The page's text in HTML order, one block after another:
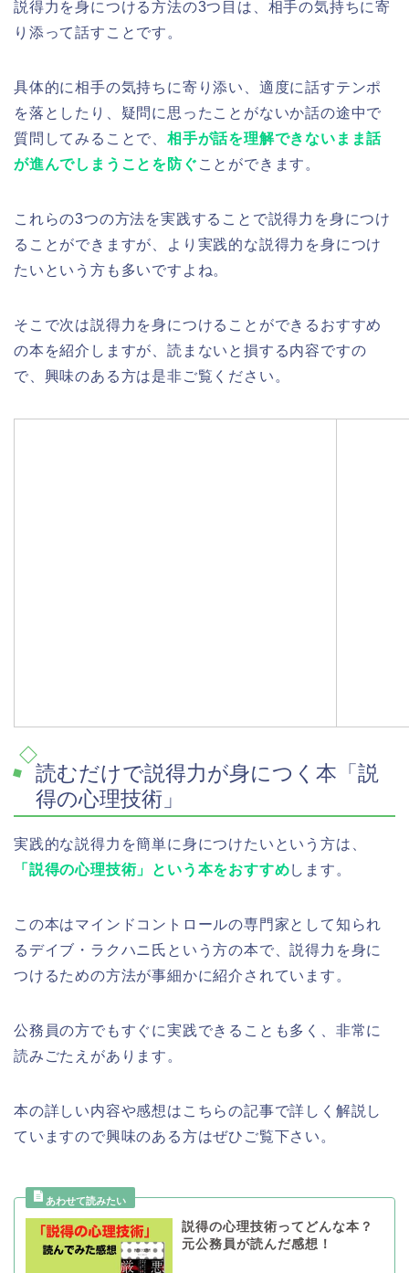
説得力を身につける方法の3つ目は、相手の気持ちに寄
り添って話すことです。
具体的に相手の気持ちに寄り添い、適度に話すテンポ
を落としたり、疑問に思ったことがないか話の途中で
質問してみることで、 相手が話を理解できないまま話
が進んでしまうことを防ぐ ことができます。
これらの3つの方法を実践することで説得力を身につけ
ることができますが、より実践的な説得力を身につけ
たいという方も多いですよね。
そこで次は説得力を身につけることができるおすすめ
の本を紹介しますが、読まないと損する内容ですの
で、興味のある方は是非ご覧ください。
読むだけで説得力が身につく本「説
得の心理技術」
実践的な説得力を簡単に身につけたいという方は、
「説得の心理技術」という本をおすすめします。
この本はマインドコントロールの専門家として知られ
るデイブ・ラクハニ氏という方の本で、説得力を身に
つけるための方法が事細かに紹介されています。
公務員の方でもすぐに実践できることも多く、非常に
読みごたえがあります。
本の詳しい内容や感想はこちらの記事で詳しく解説し
ていますので興味のある方はぜひご覧下さい。
説得の心理技術ってどんな本？
元公務員が読んだ感想！